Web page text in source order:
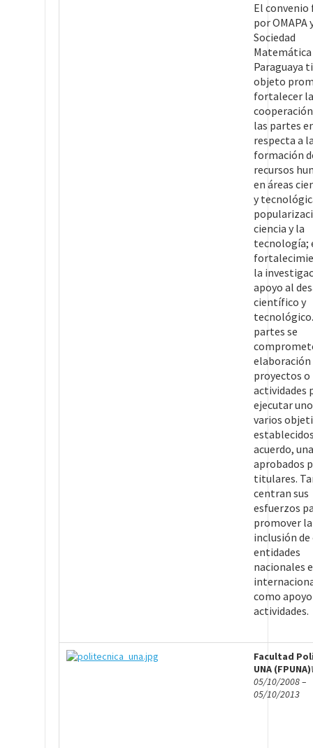
El
por OMAPA
Sociedad
Matemática
Paraguaya
objeto
fortalecer la
las partes
respecta a
formación
recursos
en áreas
y
ciencia y la
tecnología;
la
apoyo al
científico y
partes se
elaboración
proyectos o
actividades
ejecutar
varios
acuerdo,
aprobados
titulares.
centran sus
esfuerzos
promover la
inclusión
entidades
nacionales e
como
actividades.
Facultad
UNA (FPUNA)
05/10/2008 –
05/10/2013